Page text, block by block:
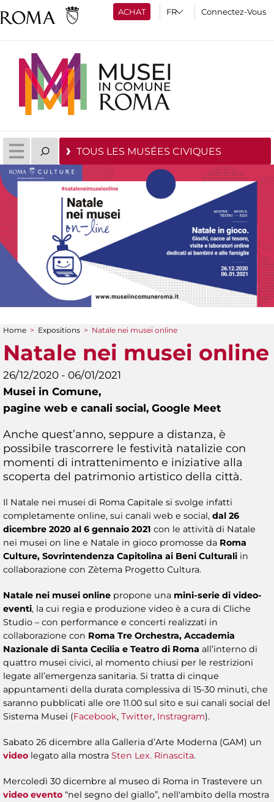
ACHAT Connectez-Vous
TOUS LES MUSÉES CIVIQUES
You are here
Home > Expositions > Natale nei musei online
Natale nei musei online
26/12/2020 - 06/01/2021
Musei in Comune,
pagine web e canali social, Google Meet
Anche quest’anno, seppure a distanza, è
possibile trascorrere le festività natalizie con
momenti di intrattenimento e iniziative alla
scoperta del patrimonio artistico della città.
Il Natale nei musei di Roma Capitale si svolge infatti
completamente online, sui canali web e social, dal 26
dicembre 2020 al 6 gennaio 2021 con le attività di Natale
nei musei on line e Natale in gioco promosse da Roma
Culture, Sovrintendenza Capitolina ai Beni Culturali in
collaborazione con Zètema Progetto Cultura.
Natale nei musei online propone una mini-serie di video-
eventi, la cui regia e produzione video è a cura di Cliche
Studio – con performance e concerti realizzati in
collaborazione con Roma Tre Orchestra, Accademia
Nazionale di Santa Cecilia e Teatro di Roma all’interno di
quattro musei civici, al momento chiusi per le restrizioni
legate all’emergenza sanitaria. Si tratta di cinque
appuntamenti della durata complessiva di 15-30 minuti, che
saranno pubblicati alle ore 11.00 sul sito e sui canali social del
Sistema Musei (Facebook, Twitter, Instragram).
Sabato 26 dicembre alla Galleria d’Arte Moderna (GAM) un
video legato alla mostra Sten Lex. Rinascita.
Mercoledì 30 dicembre al museo di Roma in Trastevere un
video evento “nel segno del giallo”, nell'ambito della mostra